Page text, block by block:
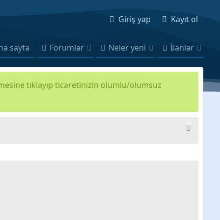
Giriş yap Kayıt ol
sayfa Forumlar Neler yeni İlanlar
tıklayıp ticaretinizin olumlu/olumsuz